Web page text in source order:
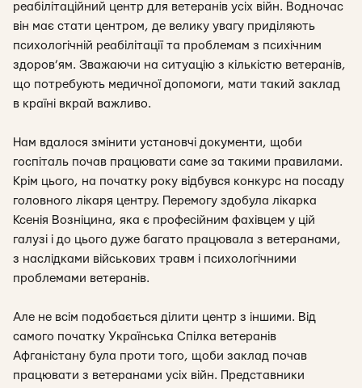
реабілітаційний центр для ветеранів усіх війн. Водночас
він має стати центром, де велику увагу приділяють
психологічній реабілітації та проблемам з психічним
здоров’ям. Зважаючи на ситуацію з кількістю ветеранів,
що потребують медичної допомоги, мати такий заклад
в країні вкрай важливо.
Нам вдалося змінити установчі документи, щоби
госпіталь почав працювати саме за такими правилами.
Крім цього, на початку року відбувся конкурс на посаду
головного лікаря центру. Перемогу здобула лікарка
Ксенія Возніцина, яка є професійним фахівцем у цій
галузі і до цього дуже багато працювала з ветеранами,
з наслідками військових травм і психологічними
проблемами ветеранів.
Але не всім подобається ділити центр з іншими. Від
самого початку Українська Спілка ветеранів
Афганістану була проти того, щоби заклад почав
працювати з ветеранами усіх війн. Представники